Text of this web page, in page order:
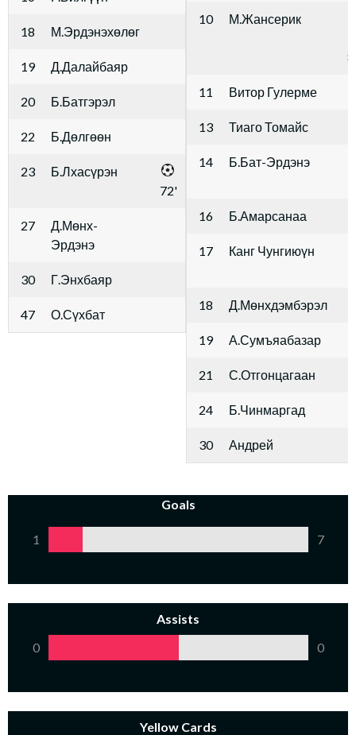
18 М.Эрдэнэхөлөг
19 Д.Далайбаяр
20 Б.Батгэрэл
22 Б.Дөлгөөн
23
Б.Лхасүрэн
72'
27
Д.Мөнх-
Эрдэнэ
30 Г.Энхбаяр
47 О.Сүхбат
10
М.Жансерик
11 Витор Гулерме
13 Тиаго Томайс
14
Б.Бат-Эрдэнэ
16 Б.Амарсанаа
17
Канг Чунгиюүн
18 Д.Мөнхдэмбэрэл
19 А.Сумъяабазар
21 С.Отгонцагаан
24 Б.Чинмаргад
30 Андрей
Goals
1 7
Assists
0
0
Yellow Cards